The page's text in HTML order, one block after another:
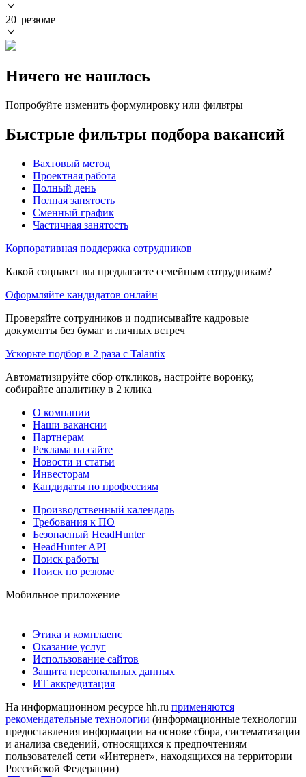
20 резюме
Ничего не нашлось
Попробуйте изменить формулировку или фильтры
Быстрые фильтры подбора вакансий
Вахтовый метод
Проектная работа
Полный день
Полная занятость
Сменный график
Частичная занятость
Корпоративная поддержка сотрудников
Какой соцпакет вы предлагаете семейным сотрудникам?
Оформляйте кандидатов онлайн
Проверяйте сотрудников и подписывайте кадровые
документы без бумаг и личных встреч
Ускорьте подбор в 2 раза с Talantix
Автоматизируйте сбор откликов, настройте воронку,
собирайте аналитику в 2 клика
О компании
Наши вакансии
Партнерам
Реклама на сайте
Новости и статьи
Инвесторам
Кандидаты по профессиям
Производственный календарь
Требования к ПО
Безопасный HeadHunter
HeadHunter API
Поиск работы
Поиск по резюме
Мобильное приложение
Этика и комплаенс
Оказание услуг
Использование сайтов
Защита персональных данных
ИТ аккредитация
На информационном ресурсе hh.ru применяются
рекомендательные технологии (информационные технологии
предоставления информации на основе сбора, систематизации
и анализа сведений, относящихся к предпочтениям
пользователей сети «Интернет», находящихся на территории
Российской Федерации)